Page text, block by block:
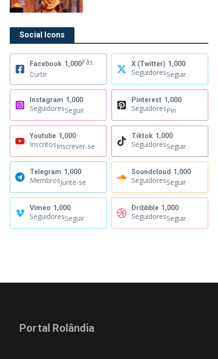
Social Icons
Facebook 1,000Fãs
Curtir
X (Twitter) 1,000
SeguidoresSeguir
Instagram 1,000
SeguidoresSeguir
Pinterest 1,000
SeguidoresPin
Youtube 1,000
InscritosInscrever-se
Tiktok 1,000
SeguidoresSeguir
Telegram 1,000
MembrosJunte-se
Soundcloud 1,000
SeguidoresSeguir
Vimeo 1,000
SeguidoresSeguir
Dribbble 1,000
SeguidoresSeguir
Portal Rolândia